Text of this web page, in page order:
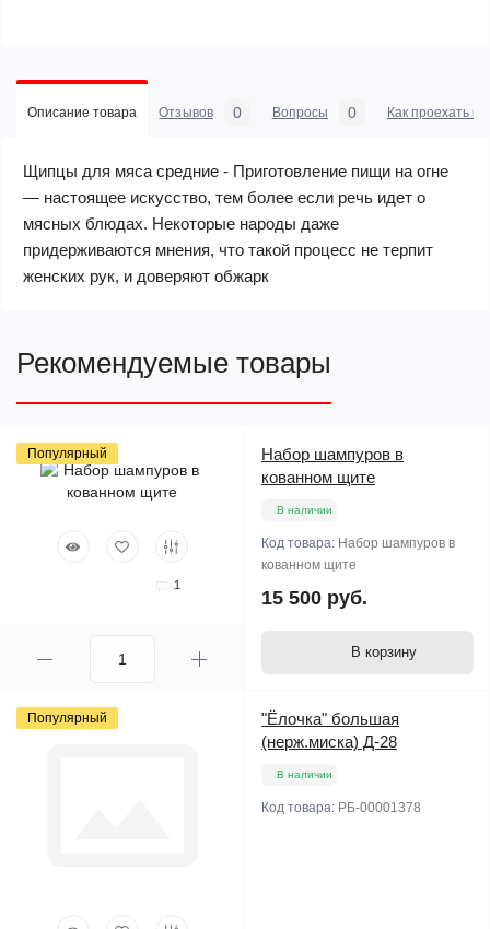
Описание товара Отзывов 0 Вопросы 0 Как проехать в
Щипцы для мяса средние - Приготовление пищи на огне
— настоящее искусство, тем более если речь идет о
мясных блюдах. Некоторые народы даже
придерживаются мнения, что такой процесс не терпит
женских рук, и доверяют обжарк
Рекомендуемые товары
Популярный
1
Набор шампуров в
кованном щите
В наличии
Код товара: Набор шампуров в
кованном щите
15 500 руб.
В корзину
Популярный
"Ёлочка" большая
(нерж.миска) Д-28
В наличии
Код товара: РБ-00001378